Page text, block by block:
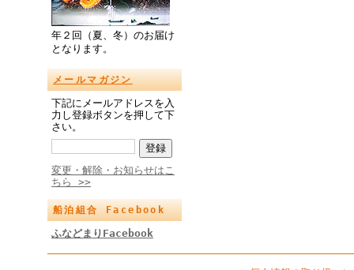
年２回（夏、冬）のお届け
となります。
メールマガジン
下記にメールアドレスを入
力し登録ボタンを押して下
さい。
変更・解除・お知らせはこ
ちら >>
船泊組合 Facebook
ふなどまりFacebook